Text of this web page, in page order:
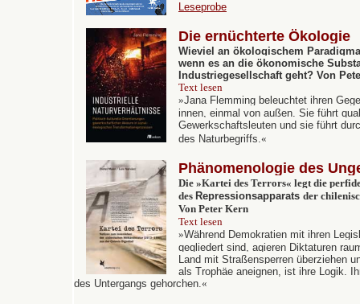
Leseprobe
Die ernüchterte Ökologie
Wieviel an ökologischem
wenn es an die ökonomische
Industriegesellschaft geht? Von
Text lesen
»Jana Flemming beleuchtet ihren
innen, einmal von außen. Sie führt
Gewerkschaftsleuten und sie führt
des Naturbegriffs.«
Phänomenologie des
Die »Kartei des Terrors« legt die
des Repressionsapparats der
Von Peter Kern
Text lesen
»Während Demokratien mit ihren
gegliedert sind, agieren Diktaturen
Land mit Straßensperren überziehen
als Trophäe aneignen, ist ihre Logik.
des Untergangs gehorchen.«